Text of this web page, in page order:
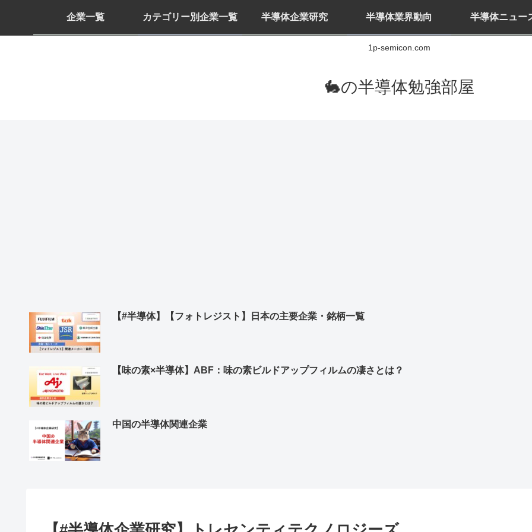
1p-semicon.com
🐇の半導体勉強部屋
企業一覧 カテゴリー別企業一覧 半導体企業研究 半導体業界動向 半導体ニュー
【#半導体】【フォトレジスト】日本の主要企業・銘柄一覧
【味の素×半導体】ABF：味の素ビルドアップフィルムの凄さとは？
中国の半導体関連企業